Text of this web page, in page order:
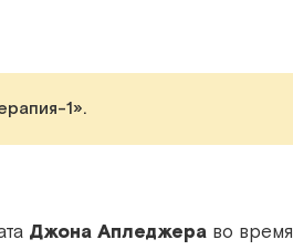
1».
Джона Апледжера во